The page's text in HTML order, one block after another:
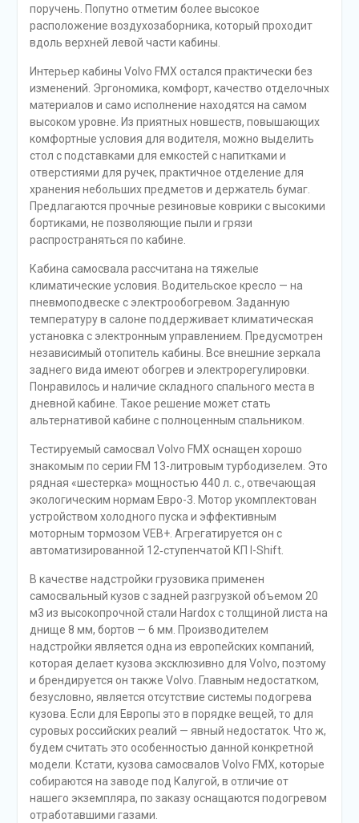
поручень. Попутно отметим более высокое
расположение воздухозаборника, который проходит
вдоль верхней левой части кабины.
Интерьер кабины Volvo FMX остался практически без
изменений. Эргономика, комфорт, качество отделочных
материалов и само исполнение находятся на самом
высоком уровне. Из приятных новшеств, повышающих
комфортные условия для водителя, можно выделить
стол с подставками для емкостей с напитками и
отверстиями для ручек, практичное отделение для
хранения небольших предметов и держатель бумаг.
Предлагаются прочные резиновые коврики с высокими
бортиками, не позволяющие пыли и грязи
распространяться по кабине.
Кабина самосвала рассчитана на тяжелые
климатические условия. Водительское кресло — на
пневмо­подвеске с электрообогревом. Задан­ную
температуру в салоне поддерживает климатическая
установка с электронным управлением. Предусмотрен
независимый отопитель кабины. Все внешние зеркала
заднего вида имеют обогрев и электрорегулировки.
Понравилось и наличие складного спального места в
дневной кабине. Такое решение может стать
альтернативой кабине с полноценным спальником.
Тестируемый самосвал Volvo FMX оснащен хорошо
знакомым по серии FM 13-литровым турбодизелем. Это
рядная «шестерка» мощностью 440 л. с., отвечающая
экологическим нормам Евро-3. Мотор укомплектован
устройством холодного пуска и эффективным
моторным тормозом VEB+. Агрегатируется он с
автоматизированной 12‑ступенчатой КП I-Shift.
В качестве надстройки грузовика применен
самосвальный кузов с задней разгрузкой объемом 20
м3 из высокопрочной стали Hardox с толщиной листа на
днище 8 мм, бортов — 6 мм. Производителем
надстройки является одна из европейских компаний,
которая делает кузова эксклюзивно для Volvo, поэтому
и брендируется он также Volvo. Главным недостатком,
безусловно, является отсутствие системы подогрева
кузова. Если для Европы это в порядке вещей, то для
суровых российских реалий — явный недостаток. Что ж,
будем считать это особенностью данной конкретной
модели. Кстати, кузова самосвалов Volvo FMX, которые
собираются на заводе под Калугой, в отличие от
нашего экземпляра, по заказу оснащаются подогревом
отработавшими газами.